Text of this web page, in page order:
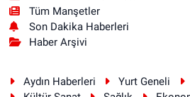
Tüm Manşetler
Son Dakika Haberleri
Haber Arşivi
Aydın Haberleri Yurt Geneli